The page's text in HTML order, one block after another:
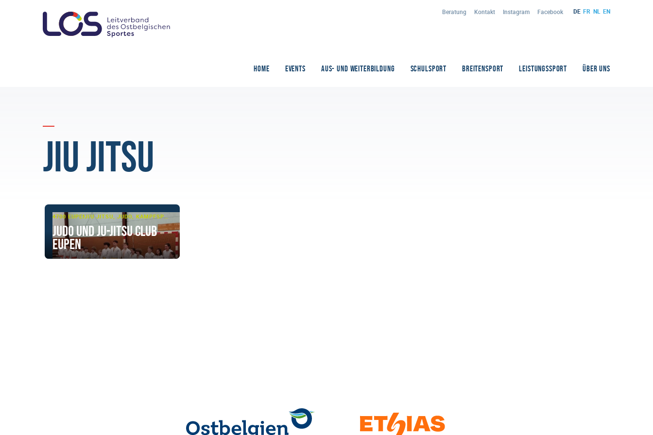
Beratung Kontakt Instagram Facebook DE FR NL EN
HOME EVENTS AUS- UND WEITERBILDUNG SCHULSPORT BREITENSPORT LEISTUNGSSPORT ÜBER UNS
Jiu Jitsu
4700 EUPEN JIU JITSU, JUDO, KAMPFSPORT/-KUNST
Judo und Ju-Jitsu Club
Eupen